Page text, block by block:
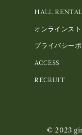
HALL RENTAL
オンラインス
プライバシー
ACCESS
RECRUIT
© 2023